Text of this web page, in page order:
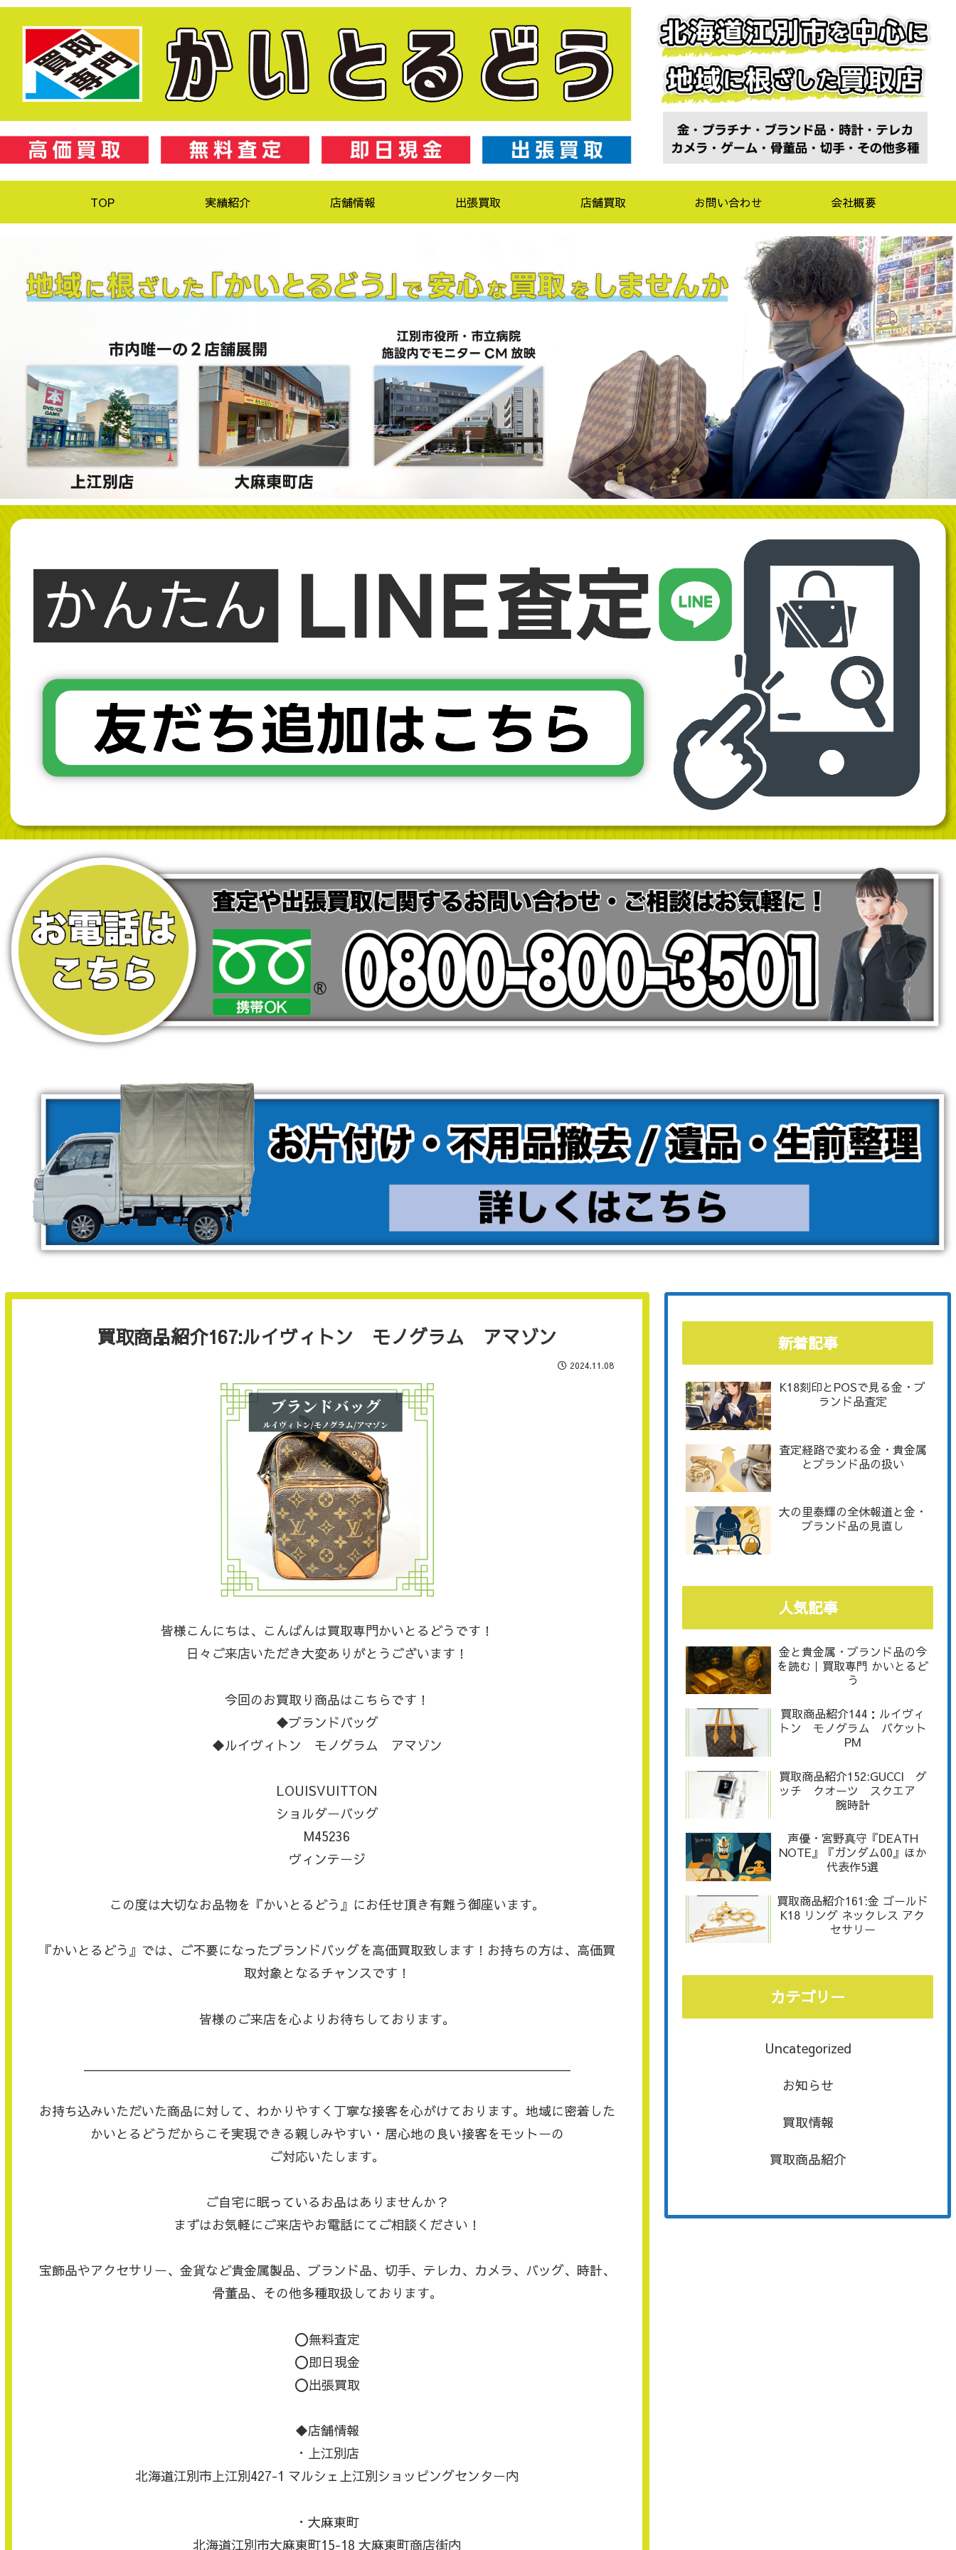
TOP 実績紹介 店舗情報 出張買取 店舗買取 お問い合わせ 会社概要
買取商品紹介167:ルイヴィトン モノグラム アマゾン
2024.11.08
皆様こんにちは、こんばんは買取専門かいとるどうです！
日々ご来店いただき大変ありがとうございます！
今回のお買取り商品はこちらです！
◆ブランドバッグ
◆ルイヴィトン モノグラム アマゾン
LOUISVUITTON
ショルダーバッグ
M45236
ヴィンテージ
この度は大切なお品物を『かいとるどう』にお任せ頂き有難う御座います。
『かいとるどう』では、ご不要になったブランドバッグを高価買取致します！お持ちの方は、高価買
取対象となるチャンスです！
皆様のご来店を心よりお待ちしております。
お持ち込みいただいた商品に対して、わかりやすく丁寧な接客を心がけております。地域に密着した
かいとるどうだからこそ実現できる親しみやすい・居心地の良い接客をモットーの
ご対応いたします。
ご自宅に眠っているお品はありませんか？
まずはお気軽にご来店やお電話にてご相談ください！
宝飾品やアクセサリー、金貨など貴金属製品、ブランド品、切手、テレカ、カメラ、バッグ、時計、
骨董品、その他多種取扱しております。
⭕️無料査定
⭕️即日現金
⭕️出張買取
◆店舗情報
・上江別店
北海道江別市上江別427-1 マルシェ上江別ショッピングセンター内
・大麻東町
北海道江別市大麻東町15-18 大麻東町商店街内
新着記事
K18刻印とPOSで見る金・ブ
ランド品査定
査定経路で変わる金・貴金属
とブランド品の扱い
大の里泰輝の全休報道と金・
ブランド品の見直し
人気記事
金と貴金属・ブランド品の今
を読む｜買取専門 かいとるど
う
買取商品紹介144：ルイヴィ
トン モノグラム バケット
PM
買取商品紹介152:GUCCI グ
ッチ クオーツ スクエア
腕時計
声優・宮野真守『DEATH
NOTE』『ガンダム00』ほか
代表作5選
買取商品紹介161:金 ゴールド
K18 リング ネックレス アク
セサリー
カテゴリー
Uncategorized
お知らせ
買取情報
買取商品紹介